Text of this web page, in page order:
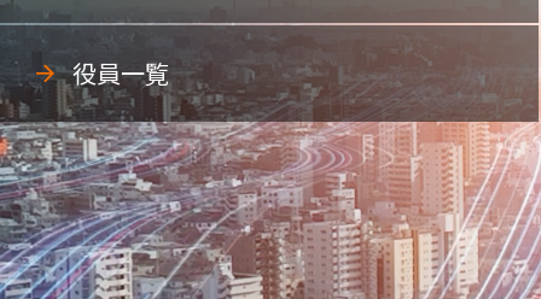
役員一覧